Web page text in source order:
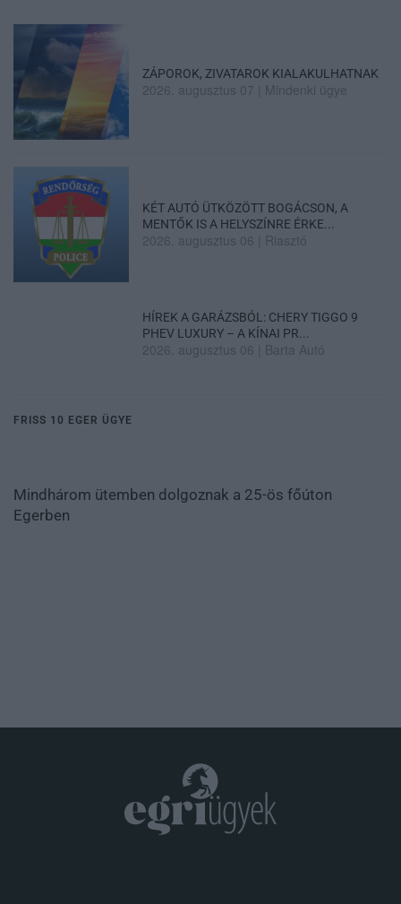
ZÁPOROK, ZIVATAROK KIALAKULHATNAK
2026. augusztus 07 Mindenki ügye
KÉT AUTÓ ÜTKÖZÖTT BOGÁCSON, A
MENTŐK IS A HELYSZÍNRE ÉRKE...
2026. augusztus 06 Riasztó
HÍREK A GARÁZSBÓL: CHERY TIGGO 9
PHEV LUXURY – A KÍNAI PR...
2026. augusztus 06 Barta Autó
FRISS 10 EGER ÜGYE
Mindhárom ütemben dolgoznak a 25-ös főúton
Egerben